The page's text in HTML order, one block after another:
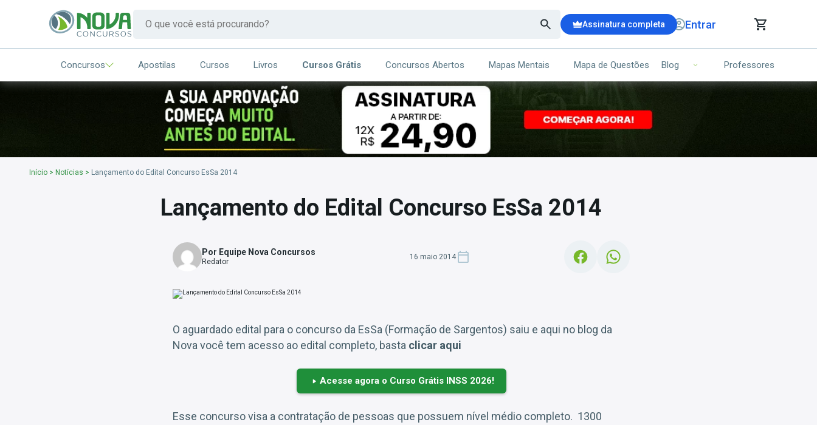
Assinatura completa Entrar
CARRINHO DE COMPRAS
ITENS (00)
Seu carrinho ainda está vazio.
Concursos Apostilas Cursos Livros Cursos Grátis Concursos Abertos Mapas Mentais Mapa de Questões Blog Professores
Início > Notícias > Lançamento do Edital Concurso EsSa 2014
Lançamento do Edital Concurso EsSa 2014
Por Equipe Nova Concursos
Redator
16 maio 2014
O aguardado edital para o concurso da EsSa (Formação de Sargentos) saiu e aqui no blog da
Nova você tem acesso ao edital completo, basta clicar aqui
Acesse agora o Curso Grátis INSS 2026!
Esse concurso visa a contratação de pessoas que possuem nível médio completo. 1300